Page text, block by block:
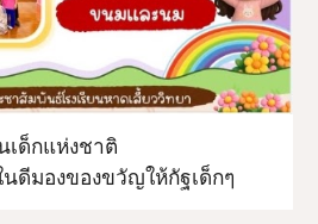
เด็กแห่งชาติ
ดีมองของขวัญให้กัฐเด็กๆ